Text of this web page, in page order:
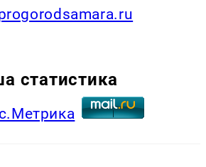
статистика